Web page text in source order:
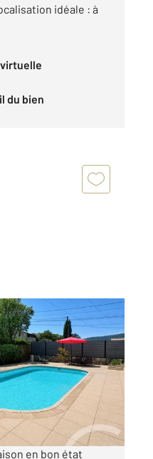
idéale : à
virtuelle
du bien
en bon état